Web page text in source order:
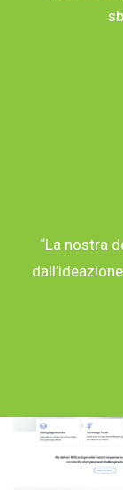
“La nostra